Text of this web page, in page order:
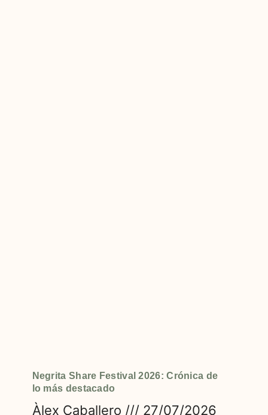
Negrita Share Festival 2026: Crónica de
lo más destacado
Àlex Caballero 27/07/2026